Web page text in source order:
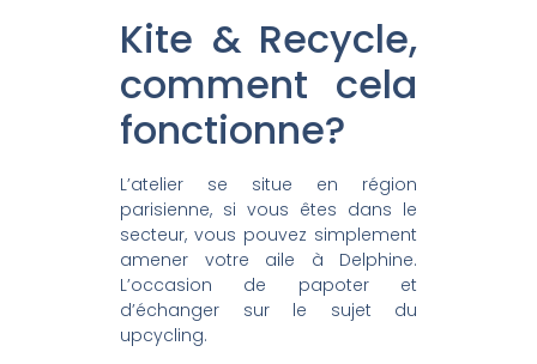
Kite & Recycle,
comment cela
fonctionne?
L’atelier se situe en région
parisienne, si vous êtes dans le
secteur, vous pouvez simplement
amener votre aile à Delphine.
L’occasion de papoter et
d’échanger sur le sujet du
upcycling.